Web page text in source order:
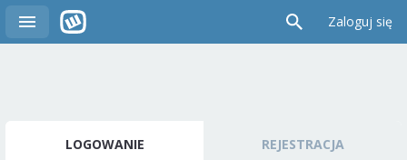
Zaloguj się
LOGOWANIE REJESTRACJA